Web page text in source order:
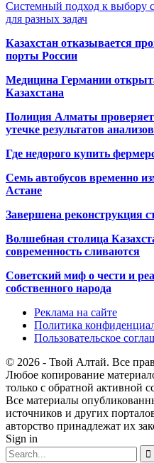
Системный подход к выбору
для разных задач
Казахстан отказывается
порты России
Медицина Германии
Казахстана
Полиция Алматы
утечке результатов
Где недорого купить
Семь автобусов временно
Астане
Завершена реконструкция
Волшебная столица
современность сливаются
Советский миф о чести и
собственного народа
Реклама на сайте
Политика
Пользовательское
© 2026 - Твой Алтай. Все
Любое копирование
только с обратной активной
Все материалы
источников и других
авторство принадлежат их
Sign in